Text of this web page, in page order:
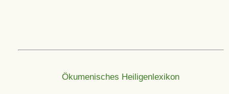
Ökumenisches Heiligenlexikon